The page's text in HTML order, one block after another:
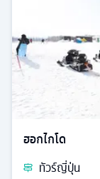
ฮอกไกโด
ทัวร์ญี่ปุ่น